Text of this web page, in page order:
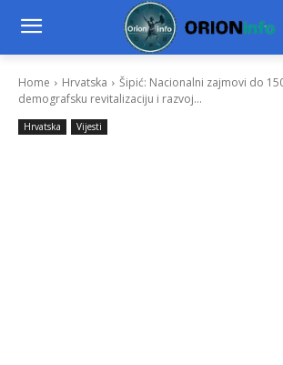
Home Hrvatska
Šipić: Nacionalni zajmovi do
demografsku revitalizaciju i razvoj...
Hrvatska Vijesti